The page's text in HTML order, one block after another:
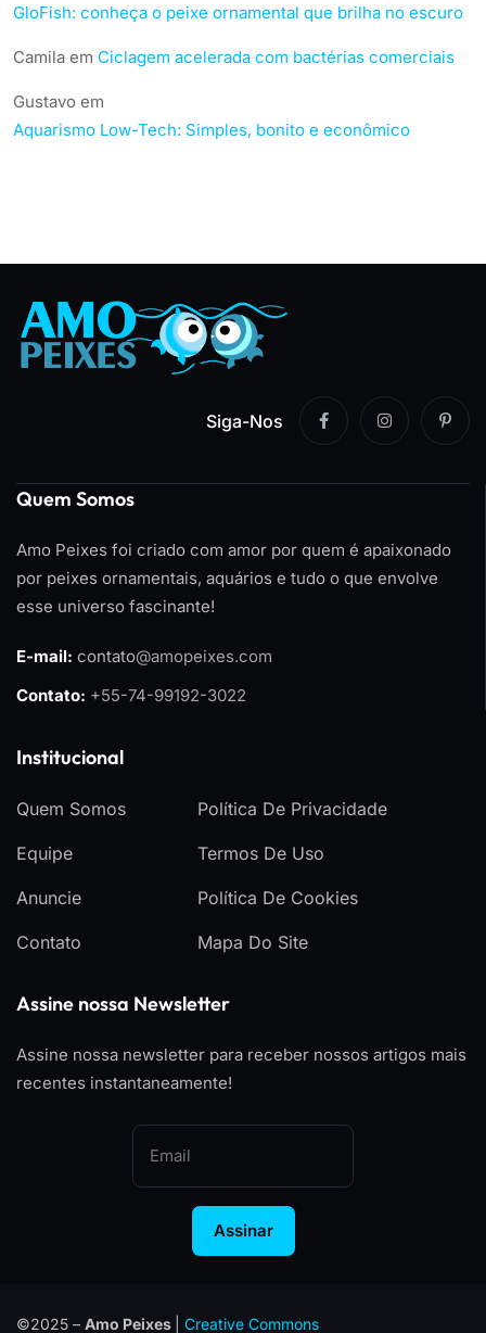
GloFish: conheça o peixe ornamental que brilha no escuro
Camila em Ciclagem acelerada com bactérias comerciais
Gustavo em
Aquarismo Low-Tech: Simples, bonito e econômico
Siga-Nos
Quem Somos
Amo Peixes foi criado com amor por quem é apaixonado
por peixes ornamentais, aquários e tudo o que envolve
esse universo fascinante!
E-mail: contato@amopeixes.com
Contato: +55-74-99192-3022
Institucional
Quem Somos
Equipe
Anuncie
Contato
Política De Privacidade
Termos De Uso
Política De Cookies
Mapa Do Site
Assine nossa Newsletter
Assine nossa newsletter para receber nossos artigos mais
recentes instantaneamente!
Assinar
©2025 – Amo Peixes Creative Commons